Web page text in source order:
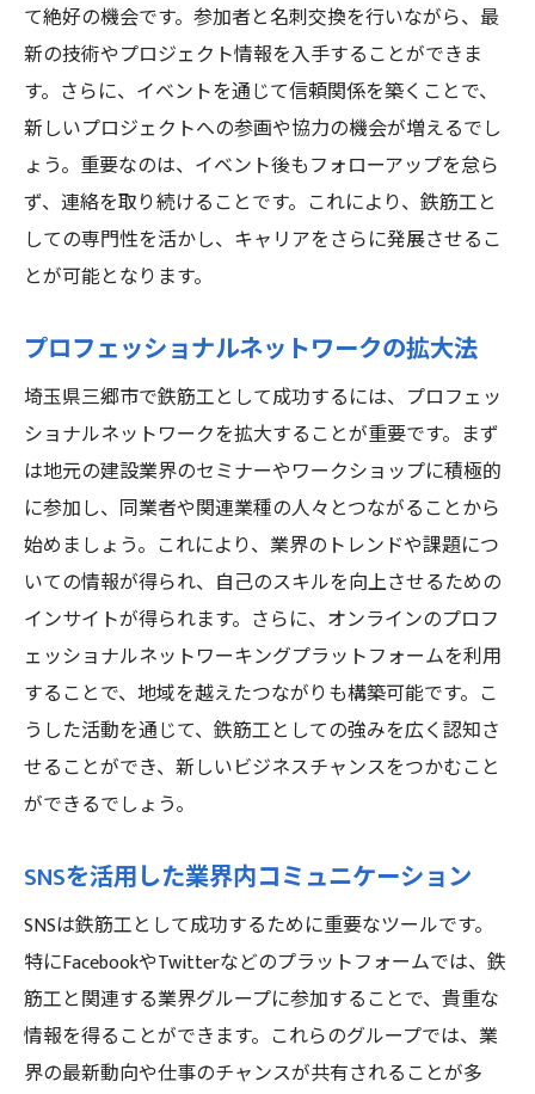
て絶好の機会です。参加者と名刺交換を行いながら、最
新の技術やプロジェクト情報を入手することができま
す。さらに、イベントを通じて信頼関係を築くことで、
新しいプロジェクトへの参画や協力の機会が増えるでし
ょう。重要なのは、イベント後もフォローアップを怠ら
ず、連絡を取り続けることです。これにより、鉄筋工と
しての専門性を活かし、キャリアをさらに発展させるこ
とが可能となります。
プロフェッショナルネットワークの拡大法
埼玉県三郷市で鉄筋工として成功するには、プロフェッ
ショナルネットワークを拡大することが重要です。まず
は地元の建設業界のセミナーやワークショップに積極的
に参加し、同業者や関連業種の人々とつながることから
始めましょう。これにより、業界のトレンドや課題につ
いての情報が得られ、自己のスキルを向上させるための
インサイトが得られます。さらに、オンラインのプロフ
ェッショナルネットワーキングプラットフォームを利用
することで、地域を越えたつながりも構築可能です。こ
うした活動を通じて、鉄筋工としての強みを広く認知さ
せることができ、新しいビジネスチャンスをつかむこと
ができるでしょう。
SNSを活用した業界内コミュニケーション
SNSは鉄筋工として成功するために重要なツールです。
特にFacebookやTwitterなどのプラットフォームでは、鉄
筋工と関連する業界グループに参加することで、貴重な
情報を得ることができます。これらのグループでは、業
界の最新動向や仕事のチャンスが共有されることが多